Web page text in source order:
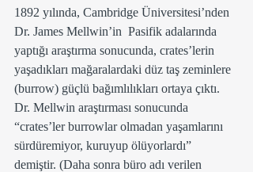
1892 yılında, Cambridge Üniversitesi’nden
Dr. James Mellwin’in  Pasifik adalarında
yaptığı araştırma sonucunda, crates’lerin
yaşadıkları mağaralardaki düz taş zeminlere
(burrow) güçlü bağımlılıkları ortaya çıktı.
Dr. Mellwin araştırması sonucunda
“crates’ler burrowlar olmadan yaşamlarını
sürdüremiyor, kuruyup ölüyorlardı”
demiştir. (Daha sonra büro adı verilen